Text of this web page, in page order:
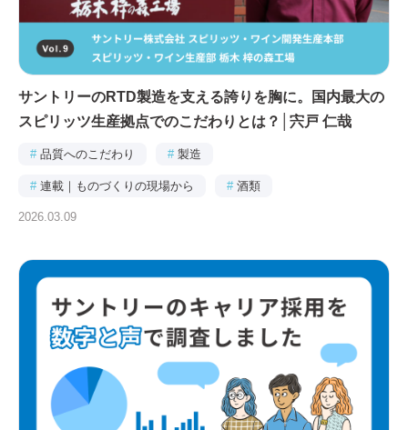
サントリーのRTD製造を支える誇りを胸に。国内最大の
スピリッツ生産拠点でのこだわりとは？│宍戸 仁哉
# 品質へのこだわり # 製造
# 連載｜ものづくりの現場から # 酒類
2026.03.09